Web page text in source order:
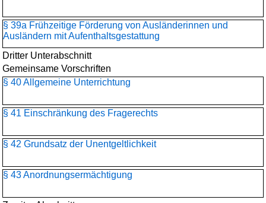
§ 39a Frühzeitige Förderung von Ausländerinnen und
Ausländern mit Aufenthaltsgestattung
Dritter Unterabschnitt
Gemeinsame Vorschriften
§ 40 Allgemeine Unterrichtung
§ 41 Einschränkung des Fragerechts
§ 42 Grundsatz der Unentgeltlichkeit
§ 43 Anordnungsermächtigung